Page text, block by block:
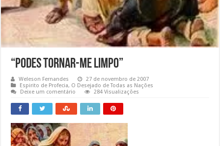
“Podes tornar-me limpo”
Weleson Fernandes
27 de novembro de 2007
Espirito de Profecia, O Desejado de Todas as Nações
Deixe um comentário
284 Visualizações